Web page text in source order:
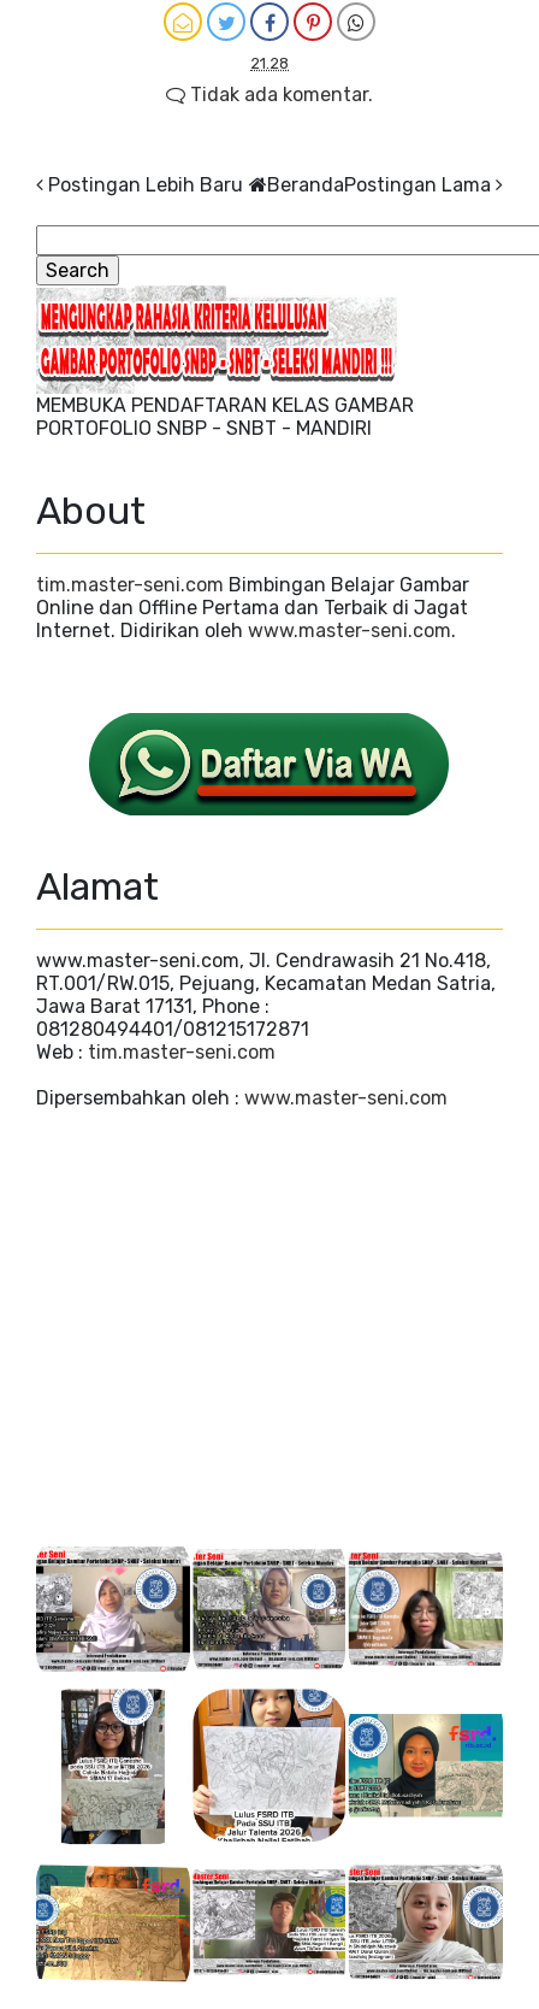
21.28
Tidak ada komentar.
Postingan Lebih Baru Postingan Lama
Beranda
MEMBUKA PENDAFTARAN KELAS GAMBAR
PORTOFOLIO SNBP - SNBT - MANDIRI
About
tim.master-seni.com Bimbingan Belajar Gambar
Online dan Offline Pertama dan Terbaik di Jagat
Internet. Didirikan oleh www.master-seni.com.
Alamat
www.master-seni.com, Jl. Cendrawasih 21 No.418,
RT.001/RW.015, Pejuang, Kecamatan Medan Satria,
Jawa Barat 17131, Phone :
081280494401/081215172871
Web : tim.master-seni.com
Dipersembahkan oleh : www.master-seni.com